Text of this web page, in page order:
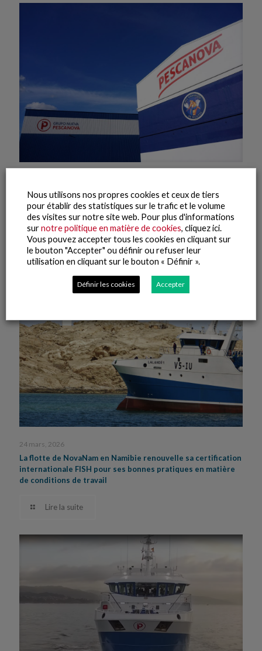
Le Groupe Nueva Pescanova retourne à la rentabilité et
affiche un résultat net positif pour l’exercice 2025
Lire la suite
24 mars, 2026
La flotte de NovaNam en Namibie renouvelle sa certification
internationale FISH pour ses bonnes pratiques en matière
de conditions de travail
Lire la suite
Nous utilisons nos propres cookies et ceux de tiers
pour établir des statistiques sur le trafic et le volume
des visites sur notre site web. Pour plus d'informations
surnotre politique en matière de cookies, cliquez ici.
Vous pouvez accepter tous les cookies en cliquant sur
le bouton "Accepter" ou définir ou refuser leur
utilisation en cliquant sur le bouton « Définir ».
Définir les cookies Accepter